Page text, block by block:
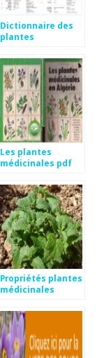
Dictionnaire des
plantes
Les plantes
médicinales pdf
Propriétés plantes
médicinales